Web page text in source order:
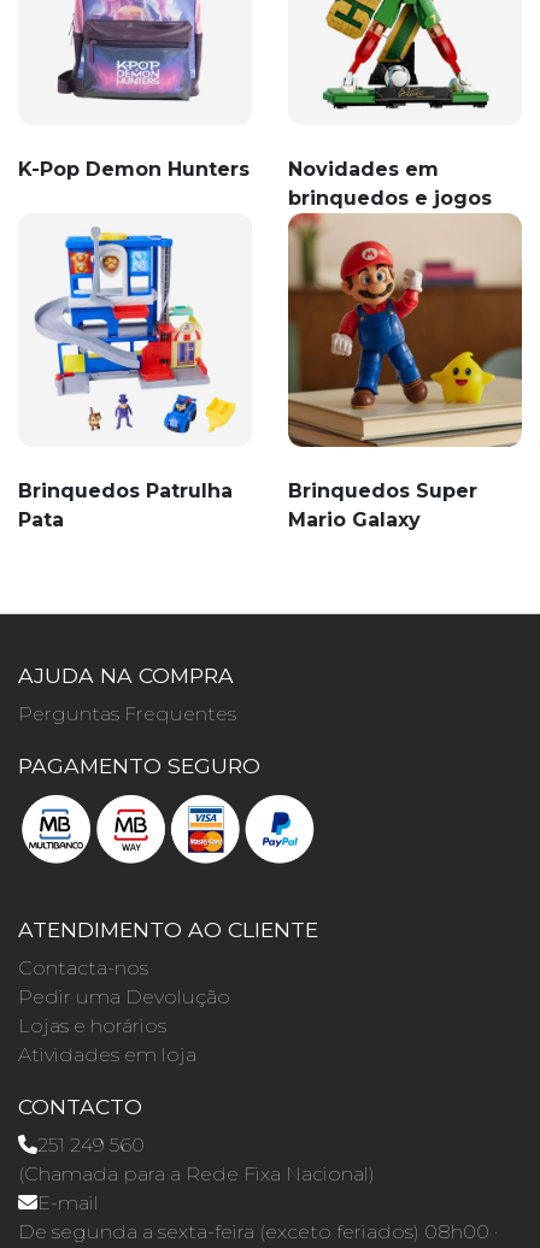
K-Pop Demon Hunters
Novidades em
brinquedos e jogos
Brinquedos Patrulha
Pata
Brinquedos Super
Mario Galaxy
AJUDA NA COMPRA
Perguntas Frequentes
PAGAMENTO SEGURO
ATENDIMENTO AO CLIENTE
Contacta-nos
Pedir uma Devolução
Lojas e horários
Atividades em loja
CONTACTO
251 249 560
(Chamada para a Rede Fixa Nacional)
E-mail
De segunda a sexta-feira (exceto feriados) 08h00 ·